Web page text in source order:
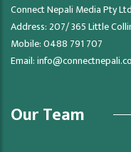
Connect Nepali Media Pty
Address: 207/ 365 Little
Mobile: 0488 791 707
Email:
Our Team